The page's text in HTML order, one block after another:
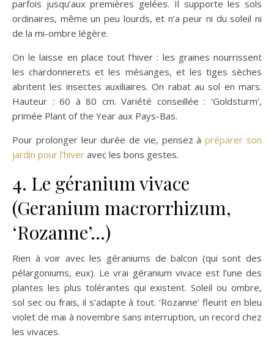
parfois jusqu’aux premières gelées. Il supporte les sols
ordinaires, même un peu lourds, et n’a peur ni du soleil ni
de la mi-ombre légère.
On le laisse en place tout l’hiver : les graines nourrissent
les chardonnerets et les mésanges, et les tiges sèches
abritent les insectes auxiliaires. On rabat au sol en mars.
Hauteur : 60 à 80 cm. Variété conseillée : ‘Goldsturm’,
primée Plant of the Year aux Pays-Bas.
Pour prolonger leur durée de vie, pensez àpréparer son
jardin pour l’hiver avec les bons gestes.
4. Le géranium vivace
(Geranium macrorrhizum,
‘Rozanne’…)
Rien à voir avec les géraniums de balcon (qui sont des
pélargoniums, eux). Le vrai géranium vivace est l’une des
plantes les plus tolérantes qui existent. Soleil ou ombre,
sol sec ou frais, il s’adapte à tout. ‘Rozanne’ fleurit en bleu
violet de mai à novembre sans interruption, un record chez
les vivaces.